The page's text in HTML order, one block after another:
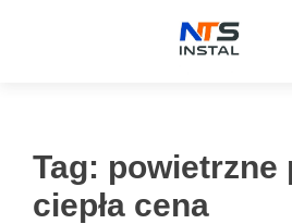
Tag: powietrzne
ciepła cena